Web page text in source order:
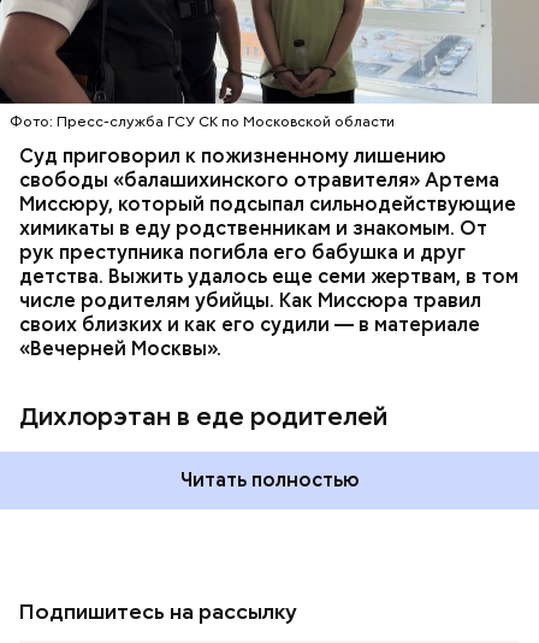
Фото: Пресс-служба ГСУ СК по Московской области
Суд приговорил к пожизненному лишению
свободы «балашихинского отравителя» Артема
Миссюру, который подсыпал сильнодействующие
химикаты в еду родственникам и знакомым. От
рук преступника погибла его бабушка и друг
детства. Выжить удалось еще семи жертвам, в том
числе родителям убийцы. Как Миссюра травил
своих близких и как его судили — в материале
«Вечерней Москвы».
Дихлорэтан в еде родителей
потерпевших направили на экспертизу. В них
специалисты обнаружили сильнодействующий
химикат дихлорэтан, который не мог попасть в
организм супругов случайно. То же самое вещество
нашли в еде, изъятой из квартиры пострадавших.
Читать полностью
ОТРАВЛЕНИЯ БАЛАШИХА
РОДИТЕЛИ
СЛЕДСТВЕННЫЙ КОМИТЕТ
ЭКСПЕРТИЗЫ
Подпишитесь на рассылку